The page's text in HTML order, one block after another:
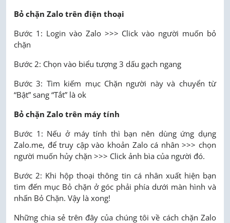
Bỏ chặn Zalo trên điện thoại
Bước 1: Login vào Zalo >>> Click vào người muốn bỏ
chặn
Bước 2: Chọn vào biểu tượng 3 dấu gạch ngang
Bước 3: Tìm kiếm mục Chặn người này và chuyển từ
“Bật” sang “Tắt” là ok
Bỏ chặn Zalo trên máy tính
Bước 1: Nếu ở máy tính thì bạn nên dùng ứng dụng
Zalo.me, để truy cập vào khoản Zalo cá nhân >>> chọn
người muốn hủy chặn >>> Click ảnh bìa của người đó.
Bước 2: Khi hộp thoại thông tin cá nhân xuất hiện bạn
tìm đến mục Bỏ chặn ở góc phải phía dưới màn hình và
nhấn Bỏ Chặn. Vậy là xong!
Những chia sẻ trên đây của chúng tôi về cách chặn Zalo